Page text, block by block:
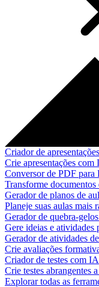
Criador de
Crie apresentações
Conversor de PDF para
Transforme
Gerador de planos de
Planeje suas aulas mais
Gerador de quebra-
Gere ideias e atividades
Gerador de atividades
Crie avaliações
Criador de testes com IA
Crie testes abrangentes
Explorar todas as